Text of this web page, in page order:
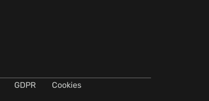
GDPR Cookies